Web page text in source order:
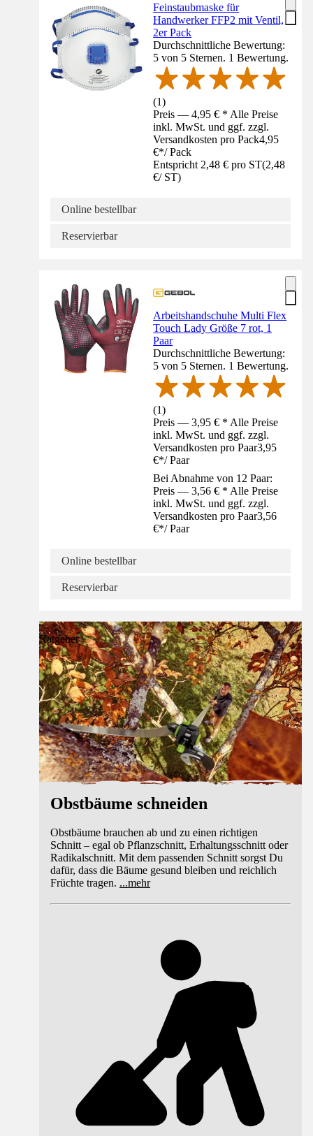
Feinstaubmaske für
Handwerker FFP2 mit Ventil,
2er Pack
Durchschnittliche Bewertung:
5 von 5 Sternen. 1 Bewertung.
(1)
Preis — 4,95 € * Alle Preise
inkl. MwSt. und ggf. zzgl.
Versandkosten pro Pack4,95
€*/ Pack
Entspricht 2,48 € pro ST(2,48
€/ ST)
Online bestellbar
Reservierbar
Arbeitshandschuhe Multi Flex
Touch Lady Größe 7 rot, 1
Paar
Durchschnittliche Bewertung:
5 von 5 Sternen. 1 Bewertung.
(1)
Preis — 3,95 € * Alle Preise
inkl. MwSt. und ggf. zzgl.
Versandkosten pro Paar3,95
€*/ Paar
Bei Abnahme von 12 Paar:
Preis — 3,56 € * Alle Preise
inkl. MwSt. und ggf. zzgl.
Versandkosten pro Paar3,56
€*/ Paar
Online bestellbar
Reservierbar
Ratgeber
Obstbäume schneiden
Obstbäume brauchen ab und zu einen richtigen
Schnitt – egal ob Pflanzschnitt, Erhaltungsschnitt oder
Radikalschnitt. Mit dem passenden Schnitt sorgst Du
dafür, dass die Bäume gesund bleiben und reichlich
Früchte tragen. ...mehr